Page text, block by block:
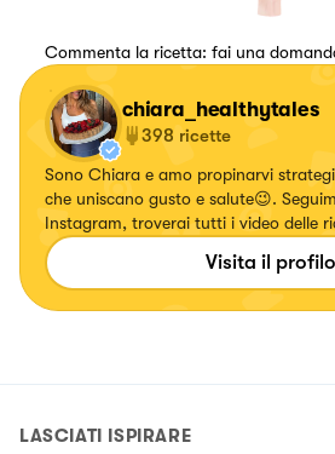
Commenta la ricetta: fai una
chiara_healthytales
398 ricette
Sono Chiara e amo propinarvi
che uniscano gusto e salute😉.
Instagram, troverai tutti i video delle
chiara_healthytales
Visita il profilo
LASCIATI ISPIRARE